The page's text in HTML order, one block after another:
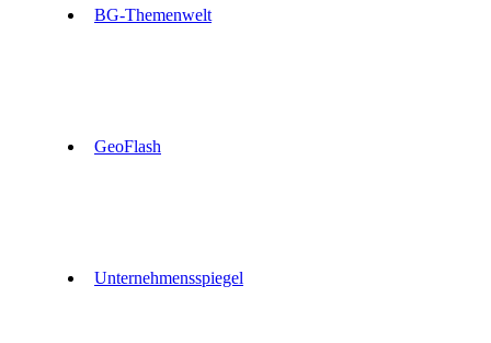
BG-Themenwelt
GeoFlash
Unternehmensspiegel